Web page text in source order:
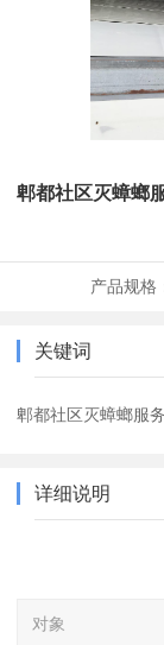
郫都社区灭蟑螂
产品规格
关键词
郫都社区灭蟑螂服务
详细说明
对象